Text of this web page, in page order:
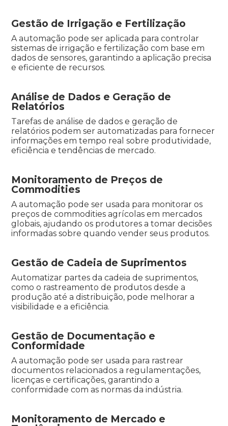
Gestão de Irrigação e Fertilização
A automação pode ser aplicada para controlar
sistemas de irrigação e fertilização com base em
dados de sensores, garantindo a aplicação precisa
e eficiente de recursos.
Análise de Dados e Geração de
Relatórios
Tarefas de análise de dados e geração de
relatórios podem ser automatizadas para fornecer
informações em tempo real sobre produtividade,
eficiência e tendências de mercado.
Monitoramento de Preços de
Commodities
A automação pode ser usada para monitorar os
preços de commodities agrícolas em mercados
globais, ajudando os produtores a tomar decisões
informadas sobre quando vender seus produtos.
Gestão de Cadeia de Suprimentos
Automatizar partes da cadeia de suprimentos,
como o rastreamento de produtos desde a
produção até a distribuição, pode melhorar a
visibilidade e a eficiência.
Gestão de Documentação e
Conformidade
A automação pode ser usada para rastrear
documentos relacionados a regulamentações,
licenças e certificações, garantindo a
conformidade com as normas da indústria.
Monitoramento de Mercado e